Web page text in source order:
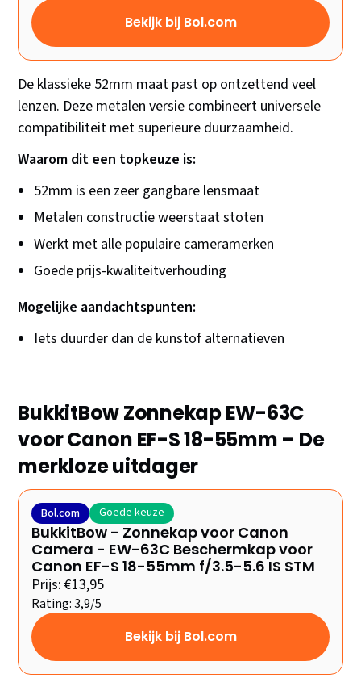
Bekijk bij Bol.com
De klassieke 52mm maat past op ontzettend veel
lenzen. Deze metalen versie combineert universele
compatibiliteit met superieure duurzaamheid.
Waarom dit een topkeuze is:
52mm is een zeer gangbare lensmaat
Metalen constructie weerstaat stoten
Werkt met alle populaire cameramerken
Goede prijs-kwaliteitverhouding
Mogelijke aandachtspunten:
Iets duurder dan de kunstof alternatieven
BukkitBow Zonnekap EW-63C
voor Canon EF-S 18-55mm – De
merkloze uitdager
Bol.com Goede keuze
BukkitBow - Zonnekap voor Canon
Camera - EW-63C Beschermkap voor
Canon EF-S 18-55mm f/3.5-5.6 IS STM
Prijs: €13,95
Rating: 3,9/5
Bekijk bij Bol.com